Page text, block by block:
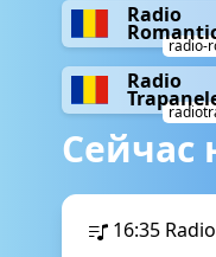
Radio
radio-
Radio
Сейчас
16:35